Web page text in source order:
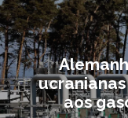
aos